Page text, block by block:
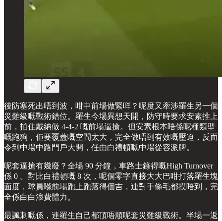
後防塞死出唔到波，咁中前場做緊咩？呢度又牽涉羅生另一個
災難級嘅戰術錯位。羅生今場異想天開，防守時要求安素推上
前，拍住戴納做 4-4-2 嘅前場逼搶。但安素根本唔係呢種類型
嘅跑狗，佢要覆蓋嘅空間太大，完全做唔到有效嘅壓迫，反而
令到中場中路門戶大開，任由白禮頓嘅中場從容派牌。
呢套逼搶有幾廢？全場 90 分鐘，車路士錄得嘅High Turnover
係 0 。對比白禮頓嘅 8 次，呢個零字直接大大巴咁打落羅生塊
面度，球員喺前場跑上跑落得個吉，連對手條毛都摸唔到，完
全係白白浪費體力。
最諷刺嘅係，連羅生自己都頂唔順呢套災難級戰術。半場一返